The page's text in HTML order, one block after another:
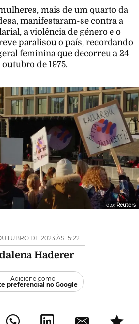
mais de um quarto da
manifestaram-se contra a
a violência de género e o
paralisou o país, recordando
feminina que decorreu a 24
outubro de 1975.
Foto: Reuters
DE 2023 ÀS 15:22
Haderer
Adicione como
preferencial no Google